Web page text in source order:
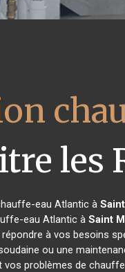
les
eau Atlantic à
eau Atlantic à Saint
à vos besoins
ou une
problèmes de